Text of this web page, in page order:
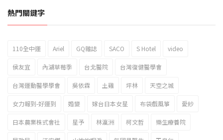
2023新北市北海岸國際風箏節「風在石起」霸氣回歸
熱門關鍵字
110全中運 Ariel GQ雜誌 SACO S Hotel video
侯友宜 內湖草莓季 台北醫院 台灣復健醫學會
台灣運動醫學學會 吳依霖 土雞 坪林 天空之城
女力報到-好運到 婚變 嫁台日本女星 布袋戲風箏 愛紗
日本農業株式會社 星予 林瀛洲 柯文哲 樂生療養院